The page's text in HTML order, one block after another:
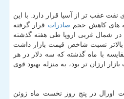
نفت عقب تر از آسیا قرار دارد. با این
های کاهش حجم صادرات قرار گرفته
در شمال غربی اروپا طی هفته گذشته
بالاتر نسبت شاخص قیمت بازار داشت
با ماه گذشته که سه دلار در هر
ارزان تر بود، به منزله بهبود قوی
اورال در پنج روز نخست ماه ژوئن